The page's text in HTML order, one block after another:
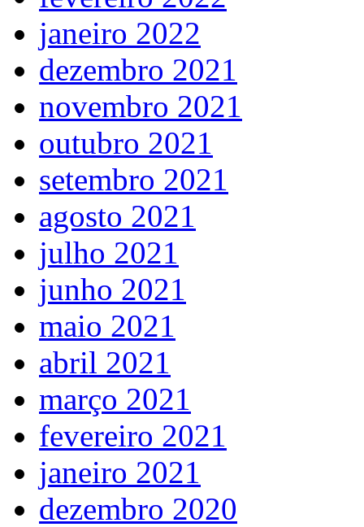
janeiro 2022
dezembro 2021
novembro 2021
outubro 2021
setembro 2021
agosto 2021
julho 2021
junho 2021
maio 2021
abril 2021
março 2021
fevereiro 2021
janeiro 2021
dezembro 2020